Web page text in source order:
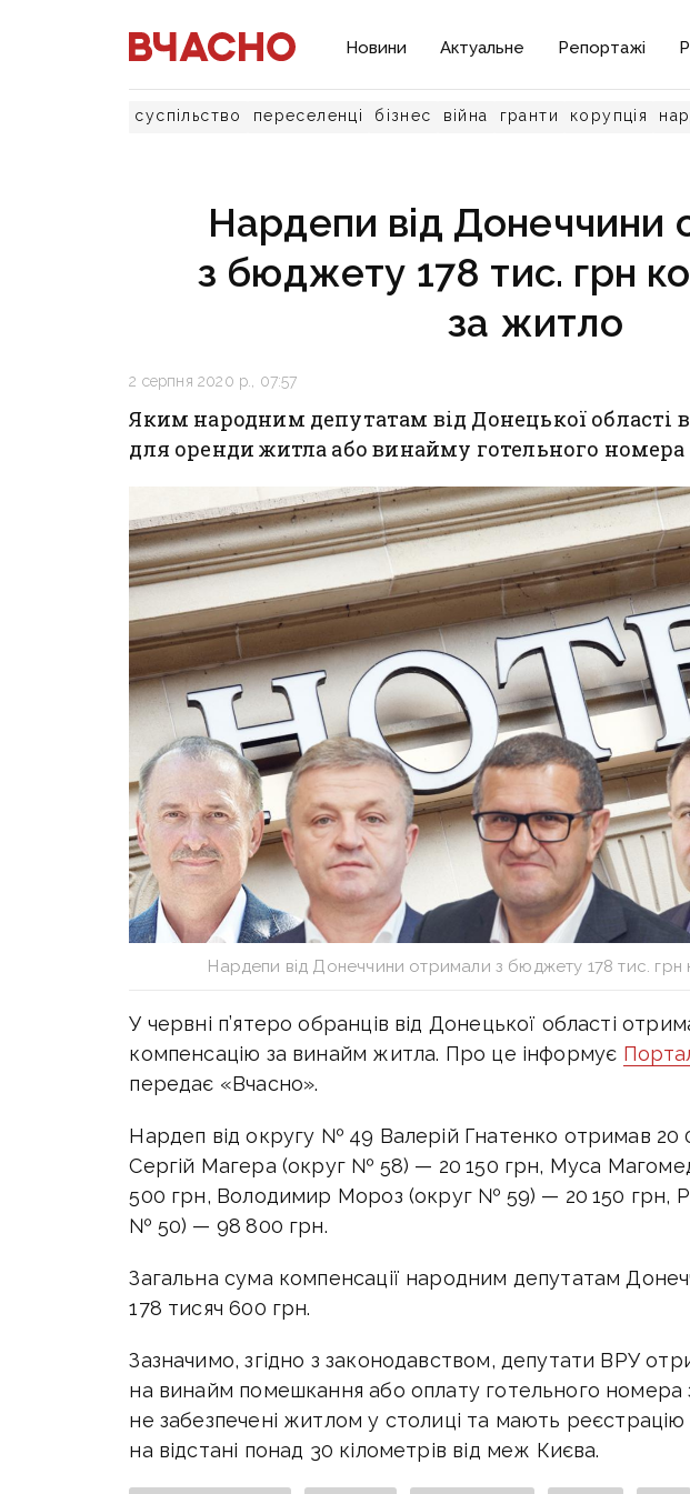
Новини Актуальне Репортажі
суспільство переселенці бізнес війна гранти корупція
Нардепи від Донеччини
з бюджету 178 тис. грн
за житло
2 серпня 2020 р., 07:57
Яким народним депутатам від Донецької області
для оренди житла або винайму готельного номера
Нардепи від Донеччини отримали з бюджету 178 тис. грн
У червні п’ятеро обранців від Донецької області
компенсацію за винайм житла. Про це інформує
передає «Вчасно».
Нардеп від округу № 49 Валерій Гнатенко отримав 20
Сергій Магера (округ № 58) — 20 150 грн, Муса
500 грн, Володимир Мороз (округ № 59) — 20 150 грн,
№ 50) — 98 800 грн.
Загальна сума компенсації народним депутатам
178 тисяч 600 грн.
Зазначимо, згідно з законодавством, депутати ВРУ
на винайм помешкання або оплату готельного
не забезпечені житлом у столиці та мають
на відстані понад 30 кілометрів від меж Києва.